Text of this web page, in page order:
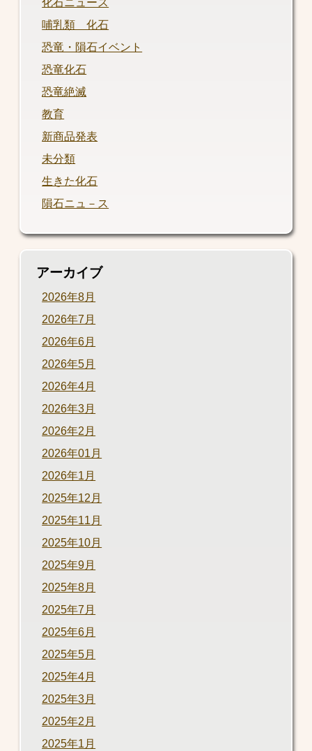
哺乳類 化石
恐竜・隕石イベント
恐竜化石
恐竜絶滅
教育
新商品発表
未分類
生きた化石
隕石ニュ－ス
アーカイブ
2026年8月
2026年7月
2026年6月
2026年5月
2026年4月
2026年3月
2026年2月
2026年01月
2026年1月
2025年12月
2025年11月
2025年10月
2025年9月
2025年8月
2025年7月
2025年6月
2025年5月
2025年4月
2025年3月
2025年2月
2025年1月